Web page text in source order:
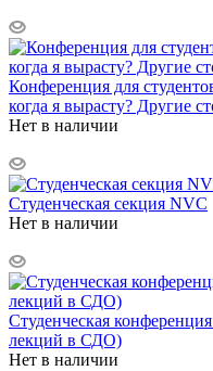
Конференция для
когда я вырасту? Другие
Нет в наличии
Студенческая секция NVC
Нет в наличии
Студенческая
лекций в СДО)
Нет в наличии